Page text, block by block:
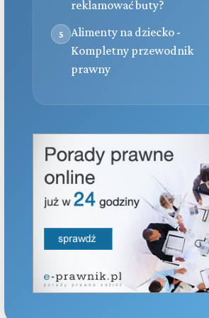
reklamować buty?
5
Alimenty na dziecko -
Kompletny przewodnik
prawny